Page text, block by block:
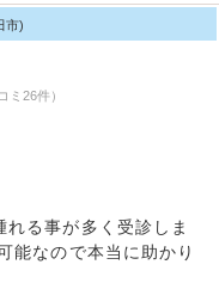
市)
ミ26件）
る事が多く受診しま
能なので本当に助かり